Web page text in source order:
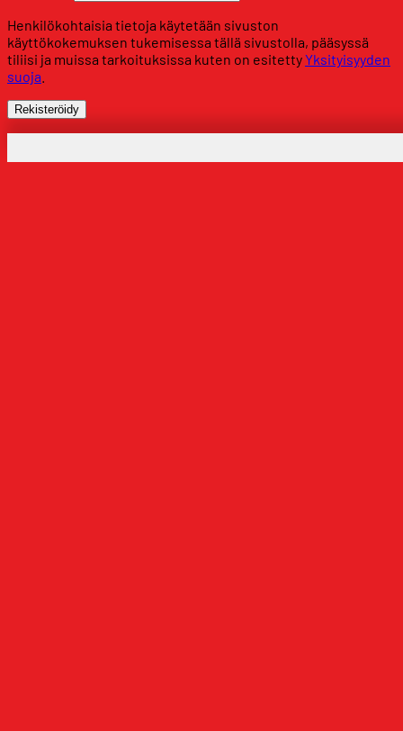
Henkilökohtaisia tietoja käytetään sivuston
käyttökokemuksen tukemisessa tällä sivustolla, pääsyssä
tiliisi ja muissa tarkoituksissa kuten on esitettyYksityisyyden
suoja
Rekisteröidy